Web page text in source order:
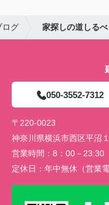
ログ 家探しの道しる
050-3552-7312
〒220-0023
神奈川県横浜市西区平沼
営業時間： 8：00－23:30
定休日： 年中無休（営業